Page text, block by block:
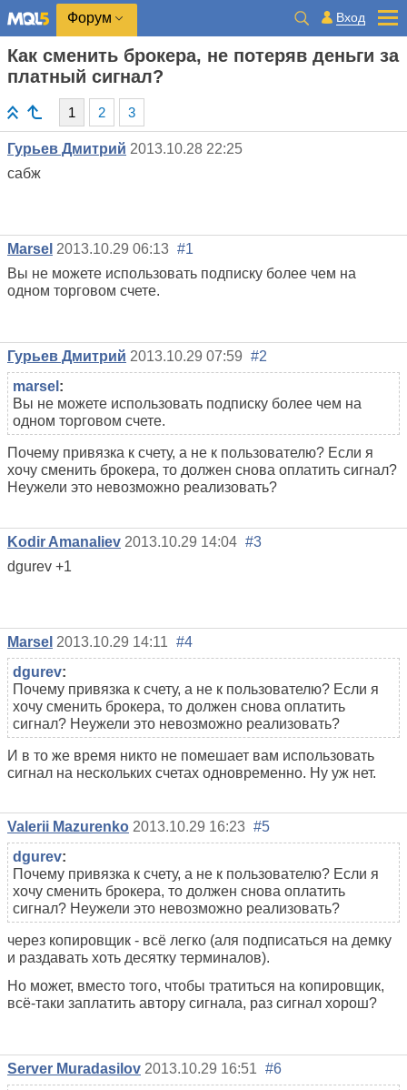
Форум Вход
Как сменить брокера, не потеряв деньги за
платный сигнал?
1 2 3
Гурьев Дмитрий 2013.10.28 22:25
сабж
Marsel 2013.10.29 06:13 #1
Вы не можете использовать подписку более чем на
одном торговом счете.
Гурьев Дмитрий 2013.10.29 07:59 #2
marsel :
Вы не можете использовать подписку более чем на
одном торговом счете.
Почему привязка к счету, а не к пользователю? Если я
хочу сменить брокера, то должен снова оплатить сигнал?
Неужели это невозможно реализовать?
Kodir Amanaliev 2013.10.29 14:04 #3
dgurev +1
Marsel 2013.10.29 14:11 #4
dgurev:
Почему привязка к счету, а не к пользователю? Если я
хочу сменить брокера, то должен снова оплатить
сигнал? Неужели это невозможно реализовать?
И в то же время никто не помешает вам использовать
сигнал на нескольких счетах одновременно. Ну уж нет.
Valerii Mazurenko 2013.10.29 16:23 #5
dgurev:
Почему привязка к счету, а не к пользователю? Если я
хочу сменить брокера, то должен снова оплатить
сигнал? Неужели это невозможно реализовать?
через копировщик - всё легко (аля подписаться на демку
и раздавать хоть десятку терминалов).
Но может, вместо того, чтобы тратиться на копировщик,
всё-таки заплатить автору сигнала, раз сигнал хорош?
Server Muradasilov 2013.10.29 16:51 #6